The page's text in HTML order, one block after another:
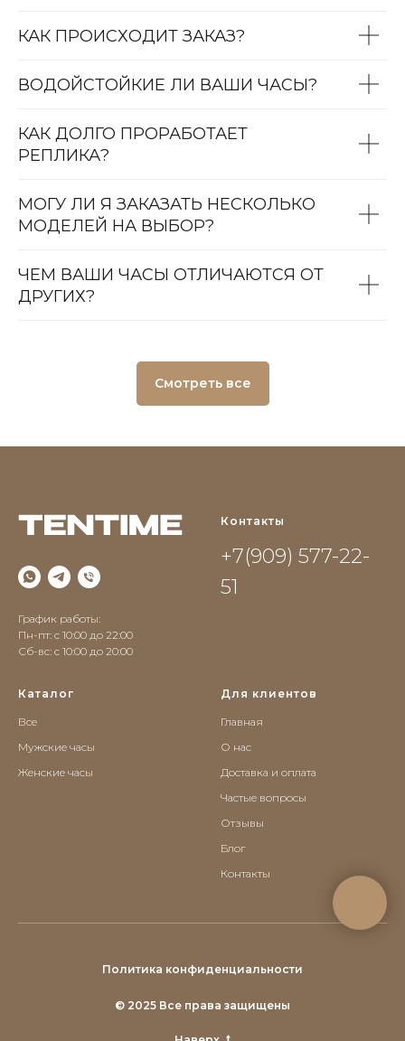
КАК ПРОИСХОДИТ ЗАКАЗ?
ВОДОЙСТОЙКИЕ ЛИ ВАШИ ЧАСЫ?
КАК ДОЛГО ПРОРАБОТАЕТ
РЕПЛИКА?
МОГУ ЛИ Я ЗАКАЗАТЬ НЕСКОЛЬКО
МОДЕЛЕЙ НА ВЫБОР?
ЧЕМ ВАШИ ЧАСЫ ОТЛИЧАЮТСЯ ОТ
ДРУГИХ?
Смотреть все
График работы:
Пн-пт: с 10:00 до 22:00
Сб-вс: c 10:00 до 20:00
Контакты
+7(909) 577-22-
51
Каталог
Все
Мужские часы
Женские часы
Для клиентов
Главная
О нас
Доставка и оплата
Частые вопросы
Отзывы
Блог
Контакты
Политика конфиденциальности
© 2025 Все права защищены